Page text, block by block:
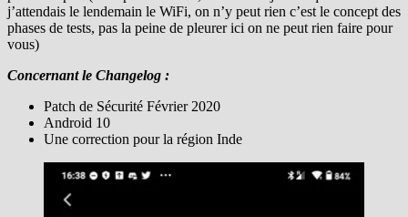
j’attendais le lendemain le WiFi, on n’y peut rien c’est le concept des
phases de tests, pas la peine de pleurer ici on ne peut rien faire pour
vous)
Concernant le Changelog :
Patch de Sécurité Février 2020
Android 10
Une correction pour la région Inde